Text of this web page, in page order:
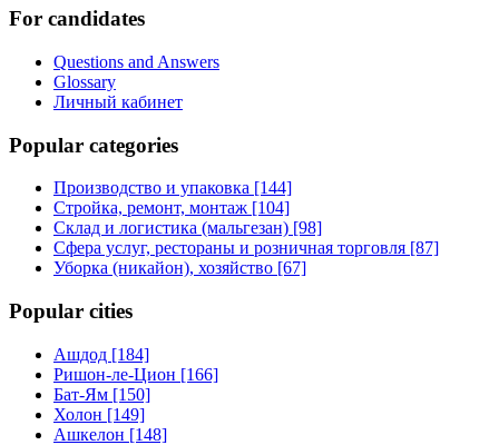
For candidates
Questions and Answers
Glossary
Личный кабинет
Popular categories
Производство и упаковка [144]
Стройка, ремонт, монтаж [104]
Склад и логистика (мальгезан) [98]
Сфера услуг, рестораны и розничная торговля [87]
Уборка (никайон), хозяйство [67]
Popular cities
Ашдод [184]
Ришон-ле-Цион [166]
Бат-Ям [150]
Холон [149]
Ашкелон [148]